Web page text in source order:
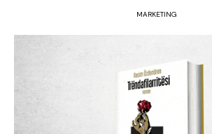
MARKETING